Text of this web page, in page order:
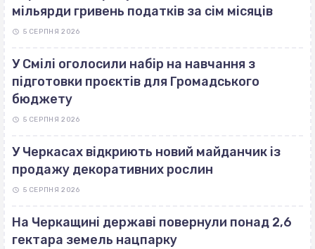
мільярди гривень податків за сім місяців
5 СЕРПНЯ 2026
У Смілі оголосили набір на навчання з
підготовки проєктів для Громадського
бюджету
5 СЕРПНЯ 2026
У Черкасах відкриють новий майданчик із
продажу декоративних рослин
5 СЕРПНЯ 2026
На Черкащині державі повернули понад 2,6
гектара земель нацпарку